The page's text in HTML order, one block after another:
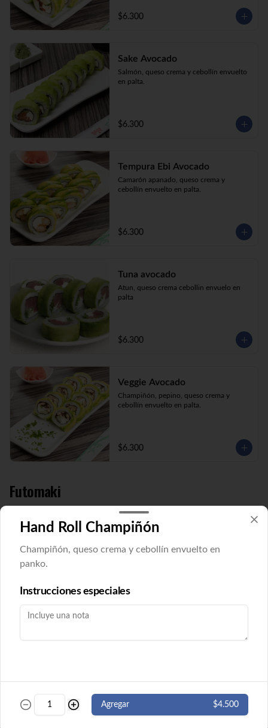
$6.300
Sake Avocado
Salmón, queso crema y cebollín envuelto
en palta.
$6.300
Tempura Ebi Avocado
Camarón apanado, queso crema y
cebollín envuelto en palta.
$6.300
Tuna avocado
Atun, queso crema cebollin envuelo en
palta
$6.300
Veggie Avocado
Champiñón, pepino, queso crema y
cebollín envuelto en palta.
$6.300
Futomaki
Futomaki Cucu Maki
cortes. ( Imagen referencial)
$5.500
$5.500
Hand Roll Champiñón
Champiñón, queso crema y cebollín envuelto en
panko.
Instrucciones especiales
Agregar $4.500